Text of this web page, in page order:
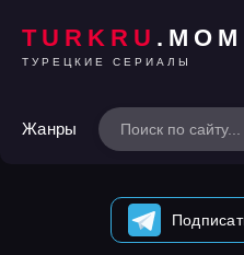
TURKRU .MOM
ТУРЕЦКИЕ СЕРИАЛЫ
Жанры